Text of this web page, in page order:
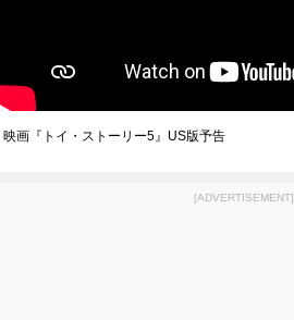
映画『トイ・ストーリー5』US版予告
[ADVERTISEMENT]